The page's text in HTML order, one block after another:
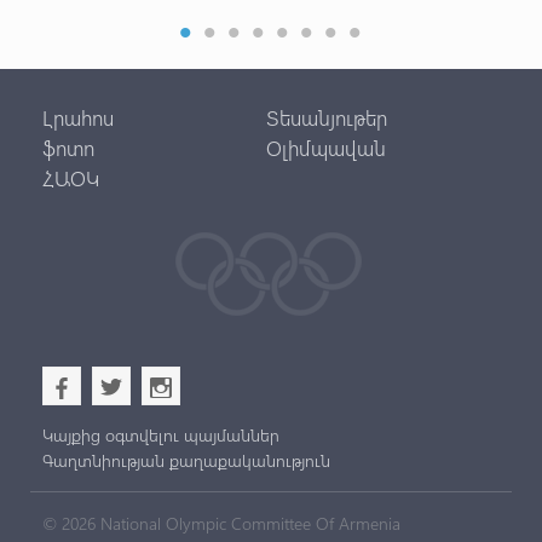
Լրահոս
Տեսանյութեր
ֆոտո
Օլիմպավան
ՀԱՕԿ
b a x
Կայքից օգտվելու պայմաններ
Գաղտնիության քաղաքականություն
© 2026 National Olympic Committee Of Armenia